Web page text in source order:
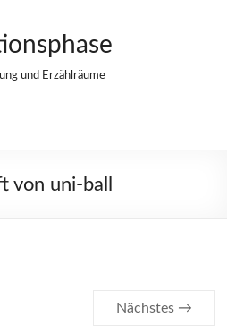
und Erzählräume
von uni-ball
Nächstes →